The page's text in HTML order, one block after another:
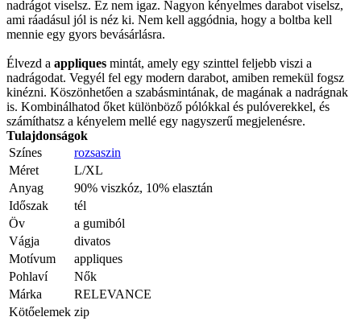
nadrágot viselsz. Ez nem igaz. Nagyon kényelmes darabot viselsz,
ami ráadásul jól is néz ki. Nem kell aggódnia, hogy a boltba kell
mennie egy gyors bevásárlásra.
Élvezd a appliques mintát, amely egy szinttel feljebb viszi a
nadrágodat. Vegyél fel egy modern darabot, amiben remekül fogsz
kinézni. Köszönhetően a szabásmintának, de magának a nadrágnak
is. Kombinálhatod őket különböző pólókkal és pulóverekkel, és
számíthatsz a kényelem mellé egy nagyszerű megjelenésre.
Tulajdonságok
Színes
rozsaszin
Méret
L/XL
Anyag
90% viszkóz, 10% elasztán
Időszak
tél
Öv
a gumiból
Vágja
divatos
Motívum
appliques
Pohlaví
Nők
Márka
RELEVANCE
Kötőelemek zip